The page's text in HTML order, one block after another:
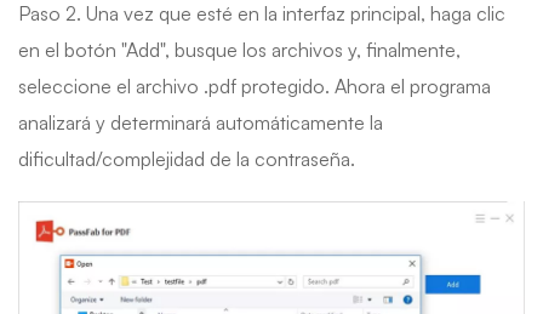
Paso 2. Una vez que esté en la interfaz principal, haga clic
en el botón "Add", busque los archivos y, finalmente,
seleccione el archivo .pdf protegido. Ahora el programa
analizará y determinará automáticamente la
dificultad/complejidad de la contraseña.